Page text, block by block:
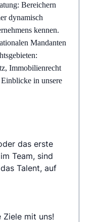
Bereichern
dynamisch
kennen.
Mandanten
Immobilienrecht
in unsere
das erste
Team, sind
Talent, auf
Ziele mit uns!